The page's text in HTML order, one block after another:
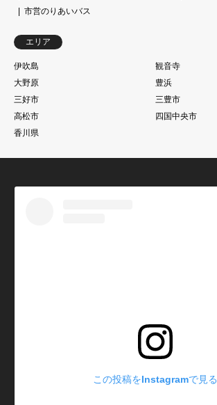
市営のりあいバス
エリア
伊吹島
観音寺
大野原
豊浜
三好市
三豊市
高松市
四国中央市
香川県
この投稿をInstagramで見る